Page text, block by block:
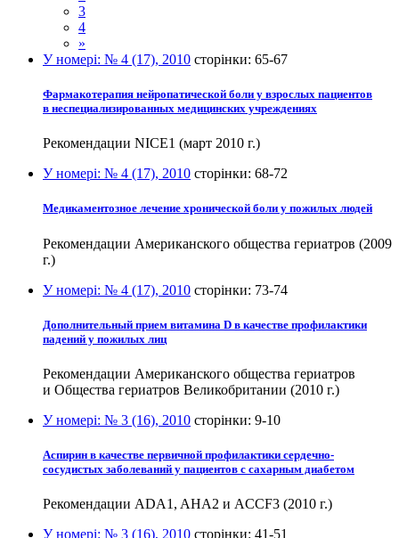
3
4
»
У номері: № 4 (17), 2010 сторінки: 65-67
Фармакотерапия нейропатической боли у взрослых пациентов
в неспециализированных медицинских учреждениях
Рекомендации NICE1 (март 2010 г.)
У номері: № 4 (17), 2010 сторінки: 68-72
Медикаментозное лечение хронической боли у пожилых людей
Рекомендации Американского общества гериатров (2009
г.)
У номері: № 4 (17), 2010 сторінки: 73-74
Дополнительный прием витамина D в качестве профилактики
падений у пожилых лиц
Рекомендации Американского общества гериатров
и Общества гериатров Великобритании (2010 г.)
У номері: № 3 (16), 2010 сторінки: 9-10
Аспирин в качестве первичной профилактики сердечно-
сосудистых заболеваний у пациентов с сахарным диабетом
Рекомендации ADA1, AHA2 и ACCF3 (2010 г.)
У номері: № 3 (16), 2010 сторінки: 41-51